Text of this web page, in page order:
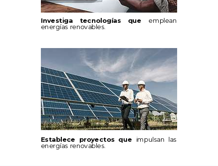
Investiga tecnologías que emplean
energías renovables.
Establece proyectos que impulsan las
energías renovables.